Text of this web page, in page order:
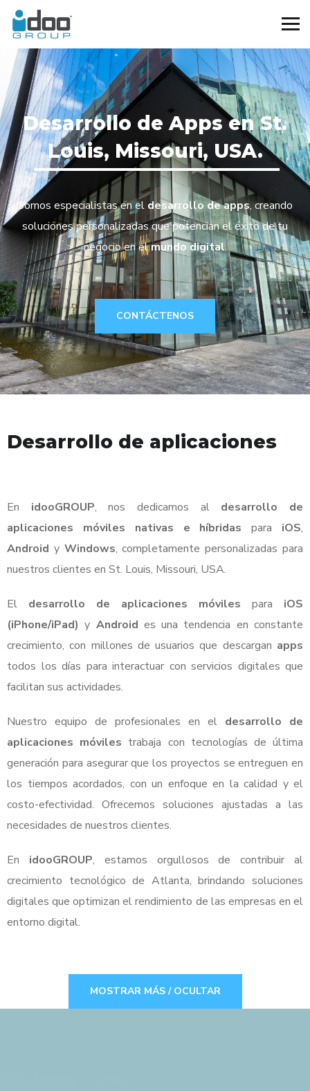
Desarrollo de Apps en St.
Louis, Missouri, USA.
Somos especialistas en eldesarrollo de apps, creando
soluciones personalizadas que potencian el éxito de tu
negocio en elmundo digital.
CONTÁCTENOS
Desarrollo de aplicaciones
En idooGROUP, nos dedicamos al desarrollo de
aplicaciones móviles nativas e híbridas para iOS,
Android y Windows, completamente personalizadas para
nuestros clientes en St. Louis, Missouri, USA.
El desarrollo de aplicaciones móviles para iOS
(iPhone/iPad) y Android es una tendencia en constante
crecimiento, con millones de usuarios que descargan apps
todos los días para interactuar con servicios digitales que
facilitan sus actividades.
Nuestro equipo de profesionales en el desarrollo de
aplicaciones móviles trabaja con tecnologías de última
generación para asegurar que los proyectos se entreguen en
los tiempos acordados, con un enfoque en la calidad y el
costo-efectividad. Ofrecemos soluciones ajustadas a las
necesidades de nuestros clientes.
En idooGROUP, estamos orgullosos de contribuir al
crecimiento tecnológico de Atlanta, brindando soluciones
digitales que optimizan el rendimiento de las empresas en el
entorno digital.
MOSTRAR MÁS / OCULTAR